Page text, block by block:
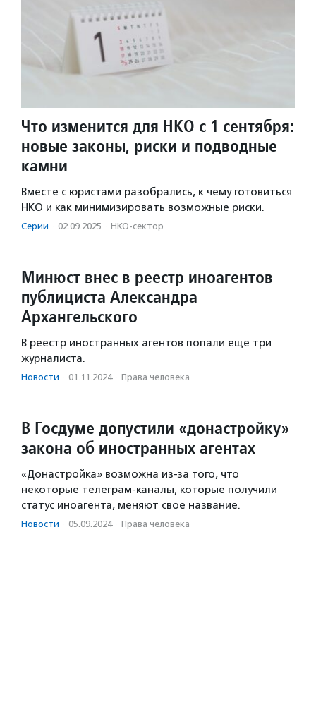
Что изменится для НКО с 1 сентября:
новые законы, риски и подводные
камни
Вместе с юристами разобрались, к чему готовиться
НКО и как минимизировать возможные риски.
Серии · 02.09.2025 · НКО-сектор
Минюст внес в реестр иноагентов
публициста Александра
Архангельского
В реестр иностранных агентов попали еще три
журналиста.
Новости · 01.11.2024 · Права человека
В Госдуме допустили «донастройку»
закона об иностранных агентах
«Донастройка» возможна из-за того, что
некоторые телеграм-каналы, которые получили
статус иноагента, меняют свое название.
Новости · 05.09.2024 · Права человека